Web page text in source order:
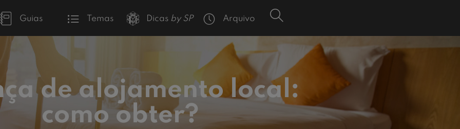
Guias Temas Dicas by SP Arquivo
de alojamento local:
como obter?